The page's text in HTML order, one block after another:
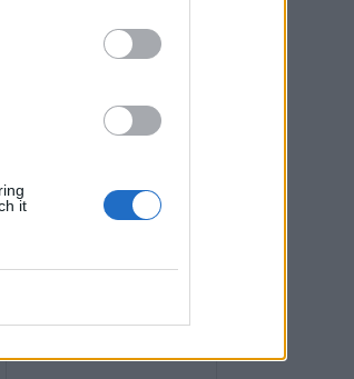
it
και Καρυστιανού αφορά τη
δεύτερη θέση και όχι την